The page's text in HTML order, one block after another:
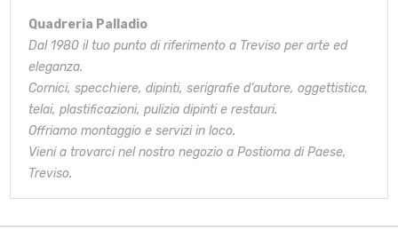
Quadreria Palladio
Dal 1980 il tuo punto di riferimento a Treviso per arte ed
eleganza.
Cornici, specchiere, dipinti, serigrafie d’autore, oggettistica,
telai, plastificazioni, pulizia dipinti e restauri.
Offriamo montaggio e servizi in loco.
Vieni a trovarci nel nostro negozio a Postioma di Paese,
Treviso.